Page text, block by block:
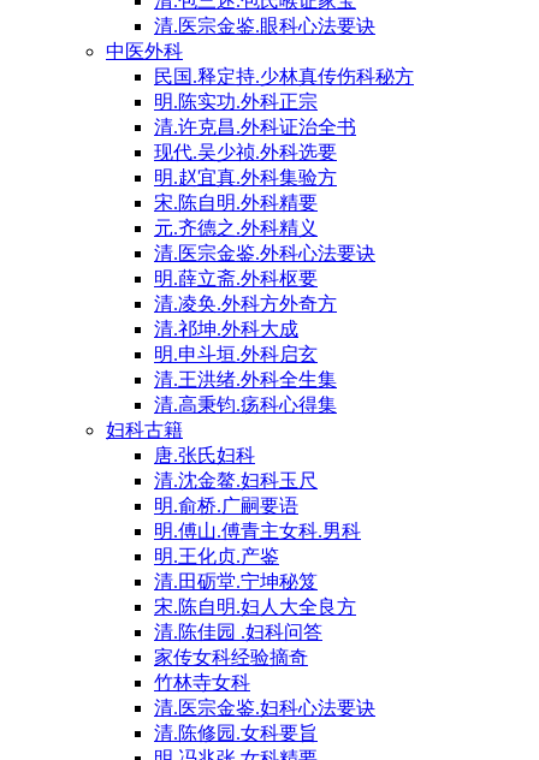
清.医宗金鉴.眼科心法要诀
中医外科
民国.释定持.少林真传伤科秘方
明.陈实功.外科正宗
清.许克昌.外科证治全书
现代.吴少祯.外科选要
明.赵宜真.外科集验方
宋.陈自明.外科精要
元.齐德之.外科精义
清.医宗金鉴.外科心法要诀
明.薛立斋.外科枢要
清.凌奂.外科方外奇方
清.祁坤.外科大成
明.申斗垣.外科启玄
清.王洪绪.外科全生集
清.高秉钧.疡科心得集
妇科古籍
唐.张氏妇科
清.沈金鳌.妇科玉尺
明.俞桥.广嗣要语
明.傅山.傅青主女科.男科
明.王化贞.产鉴
清.田砺堂.宁坤秘笈
宋.陈自明.妇人大全良方
清.陈佳园 .妇科问答
家传女科经验摘奇
竹林寺女科
清.医宗金鉴.妇科心法要诀
清.陈修园.女科要旨